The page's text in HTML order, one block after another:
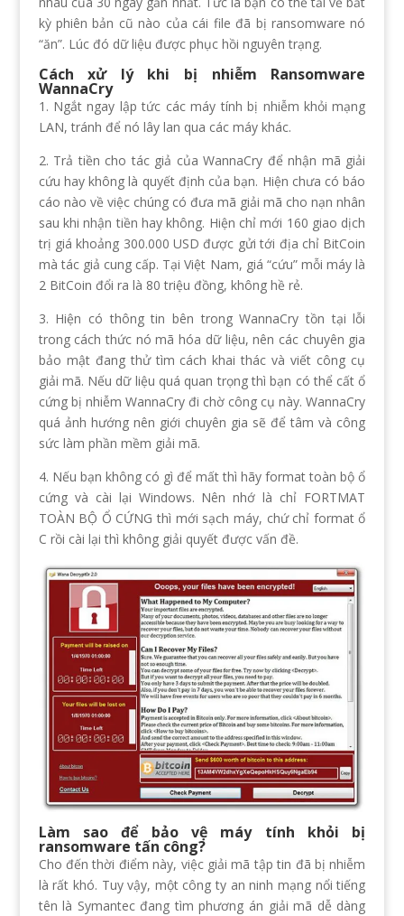
kỳ phiên bản cũ nào của cái file đã bị ransomware nó
“ăn”. Lúc đó dữ liệu được phục hồi nguyên trạng.
Cách xử lý khi bị nhiễm Ransomware
WannaCry
1. Ngắt ngay lập tức các máy tính bị nhiễm khỏi mạng
LAN, tránh để nó lây lan qua các máy khác.
2. Trả tiền cho tác giả của WannaCry để nhận mã giải
cứu hay không là quyết định của bạn. Hiện chưa có báo
cáo nào về việc chúng có đưa mã giải mã cho nạn nhân
sau khi nhận tiền hay không. Hiện chỉ mới 160 giao dịch
trị giá khoảng 300.000 USD được gửi tới địa chỉ BitCoin
mà tác giả cung cấp. Tại Việt Nam, giá “cứu” mỗi máy là
2 BitCoin đổi ra là 80 triệu đồng, không hề rẻ.
3. Hiện có thông tin bên trong WannaCry tồn tại lỗi
trong cách thức nó mã hóa dữ liệu, nên các chuyên gia
bảo mật đang thử tìm cách khai thác và viết công cụ
giải mã. Nếu dữ liệu quá quan trọng thì bạn có thể cất ổ
cứng bị nhiễm WannaCry đi chờ công cụ này. WannaCry
quá ảnh hướng nên giới chuyên gia sẽ để tâm và công
sức làm phần mềm giải mã.
4. Nếu bạn không có gì để mất thì hãy format toàn bộ ổ
cứng và cài lại Windows. Nên nhớ là chỉ FORTMAT
TOÀN BỘ Ổ CỨNG thì mới sạch máy, chứ chỉ format ổ
C rồi cài lại thì không giải quyết được vấn đề.
Làm sao để bảo vệ máy tính khỏi bị
ransomware tấn công?
Cho đến thời điểm này, việc giải mã tập tin đã bị nhiễm
là rất khó. Tuy vậy, một công ty an ninh mạng nổi tiếng
tên là Symantec đang tìm phương án giải mã dễ dàng